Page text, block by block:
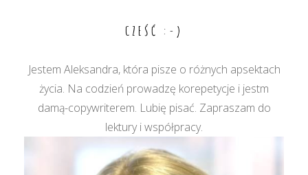
CZEŚĆ :-)
Jestem Aleksandra, która pisze o różnych apsektach
życia. Na codzień prowadzę korepetycje i jestm
damą-copywriterem. Lubię pisać. Zapraszam do
lektury i współpracy.